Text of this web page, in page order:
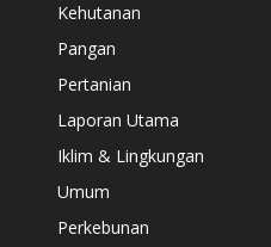
Kehutanan
Pangan
Pertanian
Laporan Utama
Iklim & Lingkungan
Umum
Perkebunan